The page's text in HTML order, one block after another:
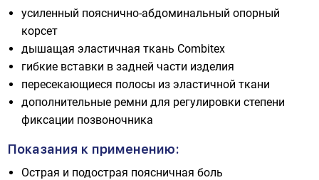
усиленный пояснично-абдоминальный опорный
корсет
дышащая эластичная ткань Combitex
гибкие вставки в задней части изделия
пересекающиеся полосы из эластичной ткани
дополнительные ремни для регулировки степени
фиксации позвоночника
Показания к применению:
Острая и подострая поясничная боль